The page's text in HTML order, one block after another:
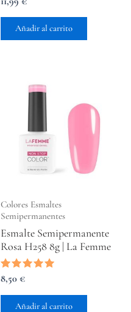
con
5.00
de 5Añadir al carrito
Colores Esmaltes
Semipermanentes
Esmalte Semipermanente
Rosa H258 8g | La Femme
Valorado
con
5.00
de 5
8,50 €
Añadir al carrito